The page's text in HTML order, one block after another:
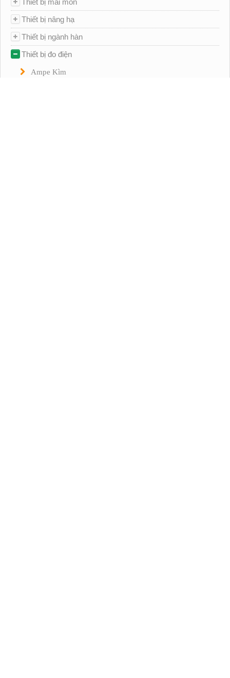
Thiết bị mài mòn
Thiết bị nâng hạ
Thiết bị ngành hàn
Thiết bị đo điện
Ampe Kìm